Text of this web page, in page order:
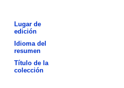
Lugar de
edición
Idioma del
resumen
Título de la
colección